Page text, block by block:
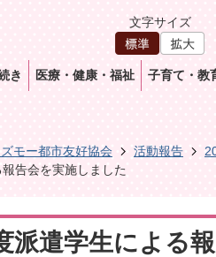
文字サイズ
き 医療・健康・福祉 子育て・教
モー都市友好協会 活動報告
告会を実施しました
派遣学生による報